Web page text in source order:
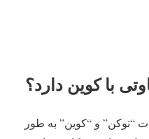
با کوین دارد؟
“توکن” و “کوین” به طور